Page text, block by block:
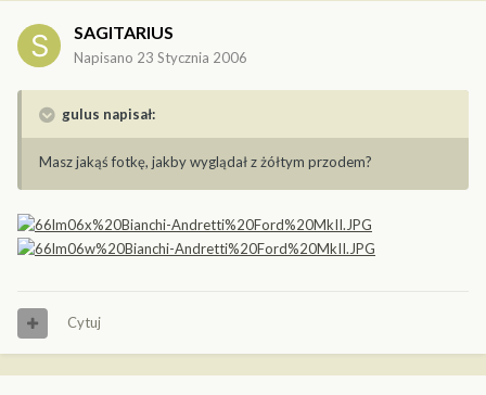
SAGITARIUS
Napisano 23 Stycznia 2006
gulus napisał:
Masz jakąś fotkę, jakby wyglądał z żółtym przodem?
Cytuj